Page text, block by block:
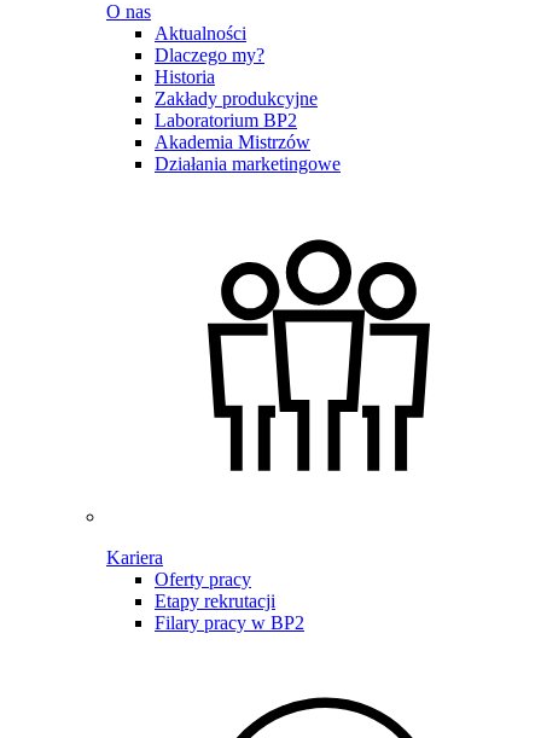
O nas
Aktualności
Dlaczego my?
Historia
Zakłady produkcyjne
Laboratorium BP2
Akademia Mistrzów
Działania marketingowe
Kariera
Oferty pracy
Etapy rekrutacji
Filary pracy w BP2